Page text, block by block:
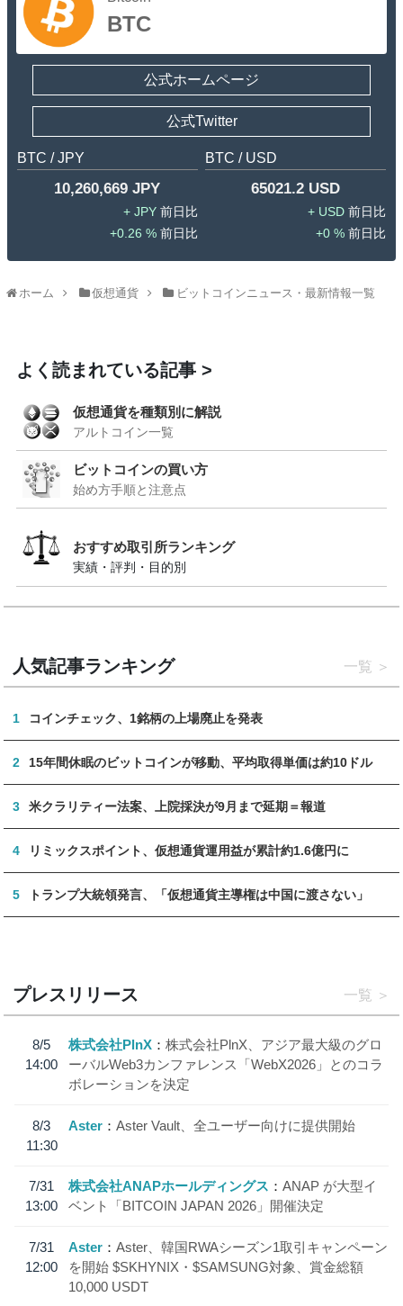
BTC
公式ホームページ
公式Twitter
BTC / JPY
10,260,669 JPY
JPY
0.26 %
BTC / USD
65021.2 USD
USD
0 %
ホーム 仮想通貨 ビットコインニュース・最新情報一覧
よく読まれている記事
仮想通貨を種類別に解説
アルトコイン一覧
ビットコインの買い方
始め方手順と注意点
おすすめ取引所ランキング
実績・評判・目的別
人気記事ランキング 一覧
1 コインチェック、1銘柄の上場廃止を発表
2 15年間休眠のビットコインが移動、平均取得単価は約10ドル
3 米クラリティー法案、上院採決が9月まで延期＝報道
4 リミックスポイント、仮想通貨運用益が累計約1.6億円に
5 トランプ大統領発言、「仮想通貨主導権は中国に渡さない」
プレスリリース 一覧
8/5
14:00
株式会社PlnX
株式会社PlnX、アジア最大級のグロ
ーバルWeb3カンファレンス「WebX2026」とのコラ
ボレーションを決定
8/3
11:30
Aster Aster Vault、全ユーザー向けに提供開始
7/31
13:00
株式会社ANAPホールディングス
ANAP が大型イ
ベント「BITCOIN JAPAN 2026」開催決定
7/31
12:00
Aster
Aster、韓国RWAシーズン1取引キャンペーン
を開始 $SKHYNIX・$SAMSUNG対象、賞金総額
10,000 USDT